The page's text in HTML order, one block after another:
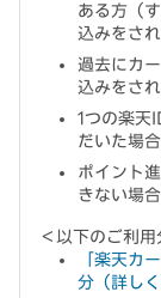
ある方（
込みをさ
過去にカ
込みをさ
1つの楽天
だいた場合
ポイント
きない場合
＜以下のご利
「楽天カ
分（詳し